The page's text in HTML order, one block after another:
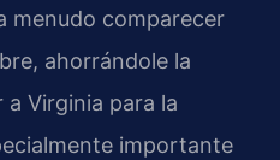
menudo comparecer
ahorrándole la
a Virginia para la
importante